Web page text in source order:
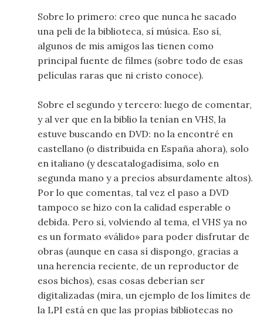
Sobre lo primero: creo que nunca he sacado
una peli de la biblioteca, sí música. Eso sí,
algunos de mis amigos las tienen como
principal fuente de filmes (sobre todo de esas
películas raras que ni cristo conoce).
Sobre el segundo y tercero: luego de comentar,
y al ver que en la biblio la tenían en VHS, la
estuve buscando en DVD: no la encontré en
castellano (o distribuida en España ahora), solo
en italiano (y descatalogadísima, solo en
segunda mano y a precios absurdamente altos).
Por lo que comentas, tal vez el paso a DVD
tampoco se hizo con la calidad esperable o
debida. Pero sí, volviendo al tema, el VHS ya no
es un formato «válido» para poder disfrutar de
obras (aunque en casa sí dispongo, gracias a
una herencia reciente, de un reproductor de
esos bichos), esas cosas deberían ser
digitalizadas (mira, un ejemplo de los límites de
la LPI está en que las propias bibliotecas no